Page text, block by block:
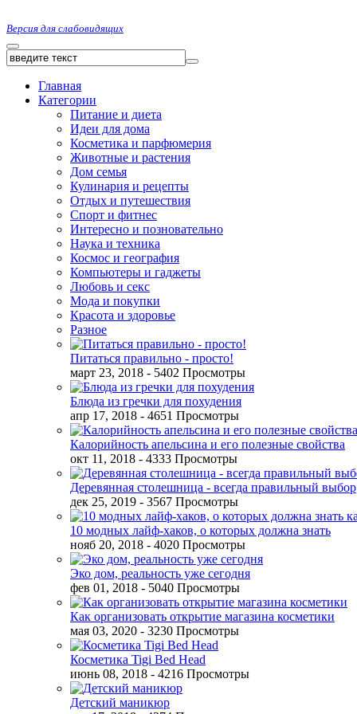
Версия для слабовидящих
Главная
Категории
Питание и диета
Идеи для дома
Косметика и парфюмерия
Животные и растения
Дом семья
Кулинария и рецепты
Отдых и путешествия
Спорт и фитнес
Интересно и позновательно
Наука и техника
Космос и география
Компьютеры и гаджеты
Любовь и секс
Мода и покупки
Красота и здоровье
Разное
Питаться правильно - просто!
март 23, 2018 - 5402 Просмотры
Блюда из гречки для похудения
апр 17, 2018 - 4651 Просмотры
Калорийность апельсина и его полезные свойства
окт 11, 2018 - 4333 Просмотры
Деревянная столешница - всегда правильный выбор
дек 25, 2019 - 3567 Просмотры
10 модных лайф-хаков, о которых должна знать
нояб 20, 2018 - 4020 Просмотры
Эко дом, реальность уже сегодня
фев 01, 2018 - 5040 Просмотры
Как организовать открытие магазина косметики
мая 03, 2020 - 3230 Просмотры
Косметика Tigi Bed Head
июнь 08, 2018 - 4216 Просмотры
Детский маникюр